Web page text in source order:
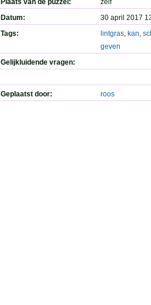
Plaats van de puzzel:
zelf
Datum:
30 april 2017
Tags:
lintgras, kan,
geven
Gelijkluidende vragen:
Geplaatst door: roos